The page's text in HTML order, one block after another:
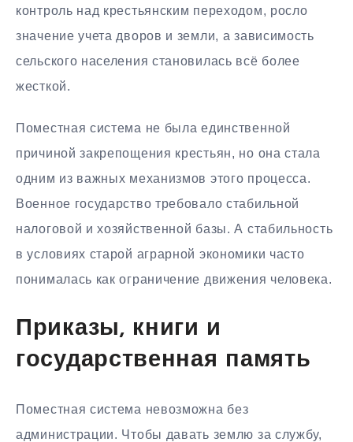
контроль над крестьянским переходом, росло
значение учета дворов и земли, а зависимость
сельского населения становилась всё более
жесткой.
Поместная система не была единственной
причиной закрепощения крестьян, но она стала
одним из важных механизмов этого процесса.
Военное государство требовало стабильной
налоговой и хозяйственной базы. А стабильность
в условиях старой аграрной экономики часто
понималась как ограничение движения человека.
Приказы, книги и
государственная память
Поместная система невозможна без
администрации. Чтобы давать землю за службу,